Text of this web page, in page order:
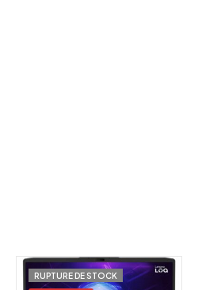
RUPTURE DE STOCK